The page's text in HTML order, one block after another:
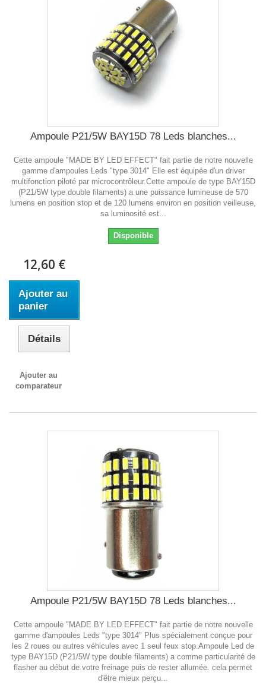
Ampoule P21/5W BAY15D 78 Leds blanches...
Cette ampoule "MADE BY LED EFFECT" fait partie de notre nouvelle
gamme d'ampoules Leds "type 3014" Elle est équipée d'un driver
multifonction piloté par microcontrôleur.Cette ampoule de type BAY15D
(P21/5W type double filaments) a une puissance lumineuse de 570
lumens en position stop et de 120 lumens environ en position veilleuse,
sa luminosité est...
Disponible
12,60 €
Ajouter au
panier
Détails
Ajouter au
comparateur
Ampoule P21/5W BAY15D 78 Leds blanches...
Cette ampoule "MADE BY LED EFFECT" fait partie de notre nouvelle
gamme d'ampoules Leds "type 3014" Plus spécialement conçue pour
les 2 roues ou autres véhicules avec 1 seul feux stop.Ampoule Led de
type BAY15D (P21/5W type double filaments) a comme particularité de
flasher au début de votre freinage puis de rester allumée. cela permet
d'être mieux perçu...